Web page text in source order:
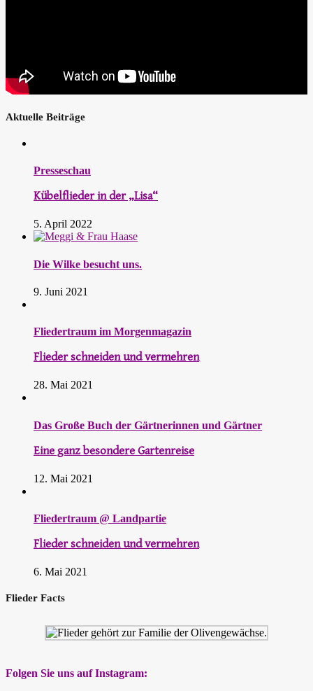
Aktuelle Beiträge
Presseschau
Kübelflieder in der „Lisa“
5. April 2022
Die Wilke besucht uns.
9. Juni 2021
Fliedertraum im Morgenmagazin
Flieder schneiden und vermehren
28. Mai 2021
Das Große Buch der Gärtnerinnen und Gärtner
Eine ganz besondere Gartenreise
12. Mai 2021
Fliedertraum @ Landpartie
Flieder schneiden und vermehren
6. Mai 2021
Flieder Facts
Folgen Sie uns auf Instagram: